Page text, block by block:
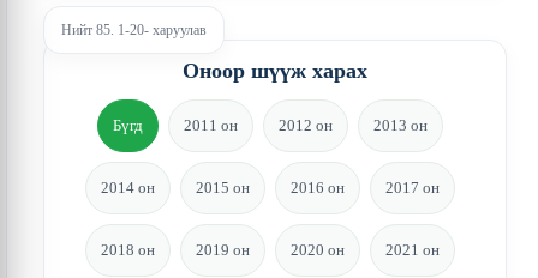
Нийт 85. 1-20- харуулав
Оноор шүүж харах
Бүгд 2011 он 2012 он 2013 он
2014 он 2015 он 2016 он 2017 он
2018 он 2019 он 2020 он 2021 он